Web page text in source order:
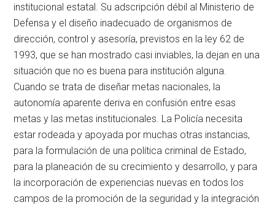
institucional estatal. Su adscripción débil al Ministerio de
Defensa y el diseño inadecuado de organismos de
dirección, control y asesoría, previstos en la ley 62 de
1993, que se han mostrado casi inviables, la dejan en una
situación que no es buena para institución alguna.
Cuando se trata de diseñar metas nacionales, la
autonomía aparente deriva en confusión entre esas
metas y las metas institucionales. La Policía necesita
estar rodeada y apoyada por muchas otras instancias,
para la formulación de una política criminal de Estado,
para la planeación de su crecimiento y desarrollo, y para
la incorporación de experiencias nuevas en todos los
campos de la promoción de la seguridad y la integración